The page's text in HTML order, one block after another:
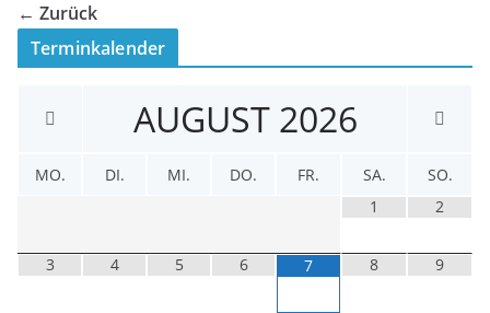
← Zurück
Terminkalender
AUGUST 2026
MO. DI. MI. DO. FR. SA.
SO.
1
2
3 4 5 6 7 8 9